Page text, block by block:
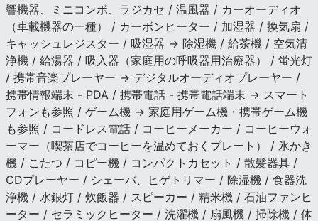
響機器、ミニコンポ、ラジカセ / 温風器 / カーオーディオ
（車載機器の一種） / カーボンヒーター / 加湿器 / 換気扇 /
キャッシュレジスター / 吸湿器 → 除湿機 / 給茶機 / 空気清
浄機 / 給湯器 / 吸入器（家庭用の呼吸器用治療器） / 蛍光灯
/ 携帯音楽プレーヤー → デジタルオーディオプレーヤー /
携帯情報端末 - PDA / 携帯電話 - 携帯電話端末 → スマート
フォンも参照 / ゲーム機 → 家庭用ゲーム機・携帯ゲーム機
も参照 / コードレス電話 / コーヒーメーカー / コーヒーウォ
ーマー（喫茶店でコーヒーを温めておくプレート） / 氷かき
機 / こたつ / コピー機 / コンパクトカセット / 散髪器具 /
CDプレーヤー / シェーバ、ヒゲトリマー / 除湿機 / 食器洗
浄機 / 水銀灯 / 炊飯器 / スピーカー / 精米機 / 石油ファンヒ
ーター / セラミックヒーター / 洗濯機 / 扇風機 / 掃除機 / 体